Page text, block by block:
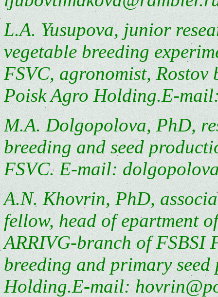
L.A. Yusupova, junior
vegetable breeding
FSVC, agronomist, Rostov
Poisk Agro Holding.E-
M.A. Dolgopolova, PhD,
breeding and seed
FSVC. E-mail:
A.N. Khovrin, PhD,
fellow, head of epartment
ARRIVG-branch of FSBSI
breeding and primary
Holding.E-mail: